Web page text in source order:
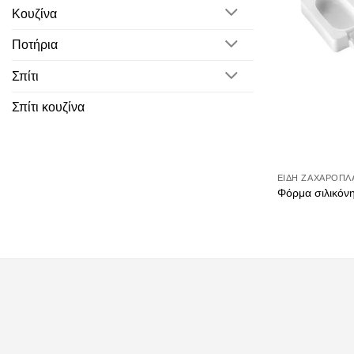
Κουζίνα
Ποτήρια
Σπίτι
Σπίτι κουζίνα
ΕΊΔΗ
Φόρμα